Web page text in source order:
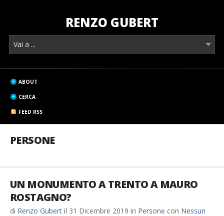
RENZO GUBERT
ABOUT
CERCA
FEED RSS
PERSONE
UN MONUMENTO A TRENTO A MAURO
ROSTAGNO?
di Renzo Gubert il 31 Dicembre 2019 in Persone con Nessun